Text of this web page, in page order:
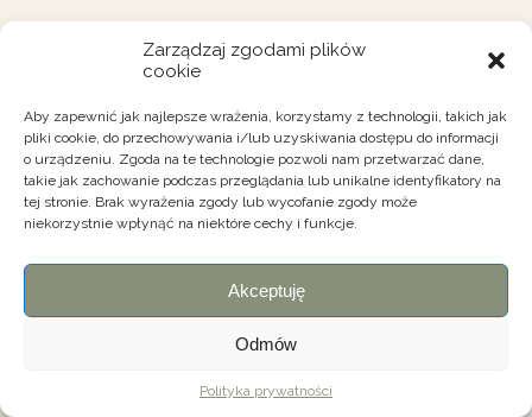
Zarządzaj zgodami plików
cookie
Aby zapewnić jak najlepsze wrażenia, korzystamy z technologii, takich jak
pliki cookie, do przechowywania i/lub uzyskiwania dostępu do informacji
o urządzeniu. Zgoda na te technologie pozwoli nam przetwarzać dane,
takie jak zachowanie podczas przeglądania lub unikalne identyfikatory na
tej stronie. Brak wyrażenia zgody lub wycofanie zgody może
niekorzystnie wpłynąć na niektóre cechy i funkcje.
Akceptuję
Odmów
Polityka prywatności